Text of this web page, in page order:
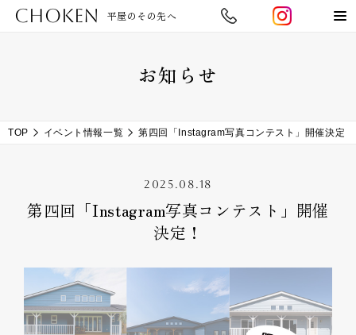
CHOKEN 平屋のその先へ
お知らせ
TOP イベント情報一覧 第四回「Instagram写真コンテスト」開催決定！
2025.08.18
第四回「Instagram写真コンテスト」開催
決定！